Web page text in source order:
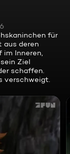
für
aus deren
im Inneren,
Ziel
schaffen.
verschweigt.